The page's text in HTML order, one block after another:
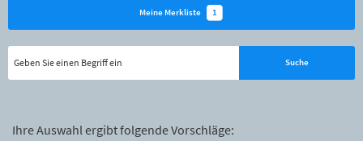
Meine Merkliste 1
Ihre Auswahl ergibt folgende Vorschläge: